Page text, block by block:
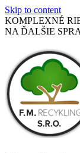
Skip to content
KOMPLEXNÉ
NA ĎALŠIE